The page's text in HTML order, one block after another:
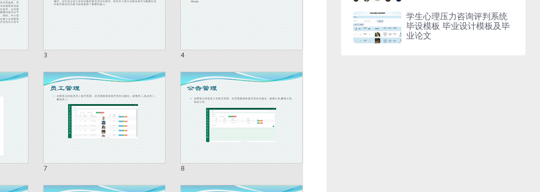
学生心理压力咨询评判系统
毕设模板 毕业设计模板及毕
业论文